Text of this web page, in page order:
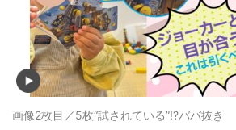
画像2枚目／5枚“試されている”!?ババ抜き